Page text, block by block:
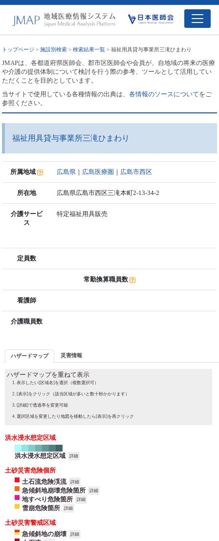
トップページ >施設別検索 >検索結果一覧 > 福祉用具貸与事業所三滝ひまわり
JMAPは、各都道府県医師会、郡市区医師会や会員が、自地域の将来の医療
や介護の提供体制について検討を行う際の参考、ツールとして活用してい
ただくことを目的としています。
当サイトで使用している各種情報の出典は、各情報のソースについてをご
参照ください。
福祉用具貸与事業所三滝ひまわり
所属地域 広島県 ｜ 広島医療圏 ｜ 広島市西区
所在地 広島県広島市西区三滝本町2-13-34-2
介護サービ
ス
特定福祉用具販売
定員数
常勤換算職員数
看護師
介護職員数
ハザードマップ 災害情報
ハザードマップを重ねて表示
表示したい[区域名]を選択（複数選択可）
[表示]をクリック（該当区域が多いと数十秒かかります）
[詳細]で透過率を変更可能
選択区域を変更したり地図を移動したら[表示]を再クリック
洪水浸水想定区域
洪水浸水想定区域 詳細
土砂災害危険個所
土石流危険渓流
詳細
急傾斜地崩壊危険箇所 詳細
地すべり危険箇所 詳細
雪崩危険箇所 詳細
土砂災害警戒区域
急傾斜地の崩壊
詳細